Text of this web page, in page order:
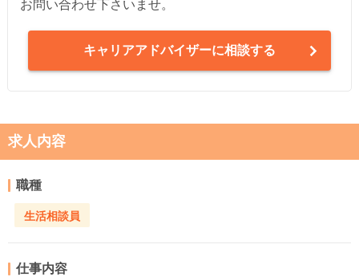
お問い合わせ下さいませ。
キャリアアドバイザーに相談する
求人内容
職種
生活相談員
仕事内容